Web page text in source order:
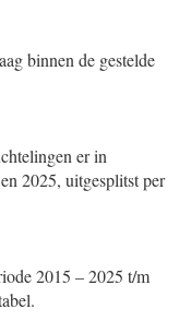
binnen de gestelde
er in
2025, uitgesplitst per
2015 – 2025 t/m